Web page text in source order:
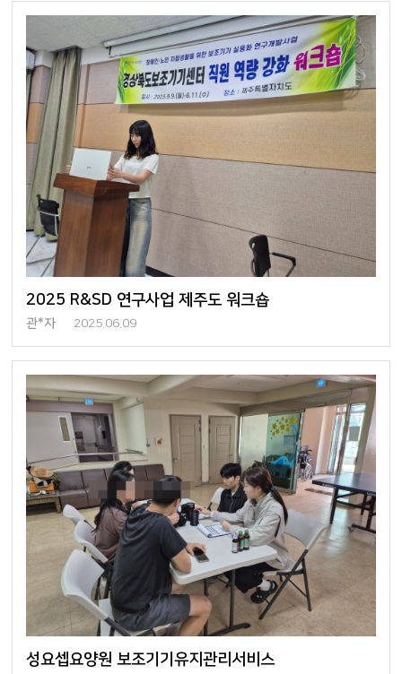
2025 R&SD 연구사업 제주도 워크숍
관*자 2025.06.09
성요셉요양원 보조기기유지관리서비스